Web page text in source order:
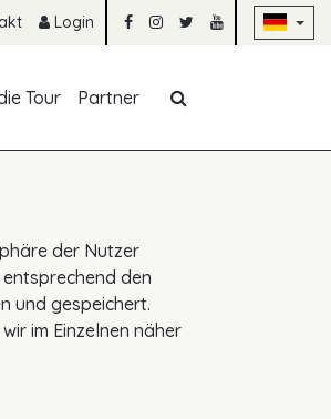
Login
Tour Partner
der Nutzer
den
und gespeichert.
im Einzelnen näher